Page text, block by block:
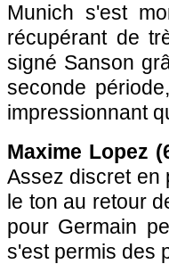
Munich s'est
récupérant de
signé Sanson
seconde
impressionnant
Maxime Lopez
Assez discret en
le ton au retour
pour Germain
s'est permis des